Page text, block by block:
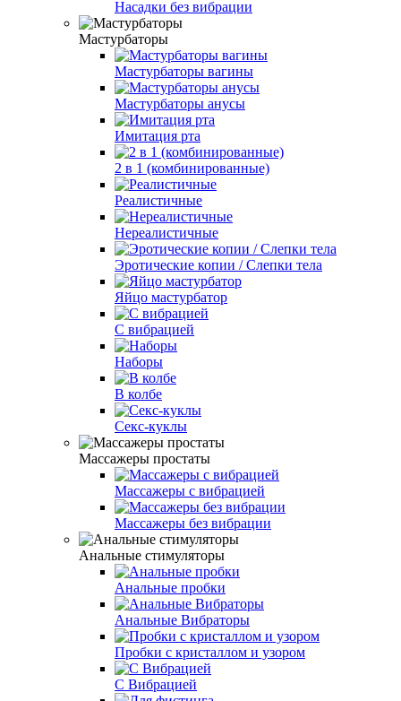
Насадки без вибрации
Мастурбаторы
Мастурбаторы вагины
Мастурбаторы анусы
Имитация рта
2 в 1 (комбинированные)
Реалистичные
Нереалистичные
Эротические копии / Слепки тела
Яйцо мастурбатор
С вибрацией
Наборы
В колбе
Секс-куклы
Массажеры простаты
Массажеры с вибрацией
Массажеры без вибрации
Анальные стимуляторы
Анальные пробки
Анальные Вибраторы
Пробки с кристаллом и узором
С Вибрацией